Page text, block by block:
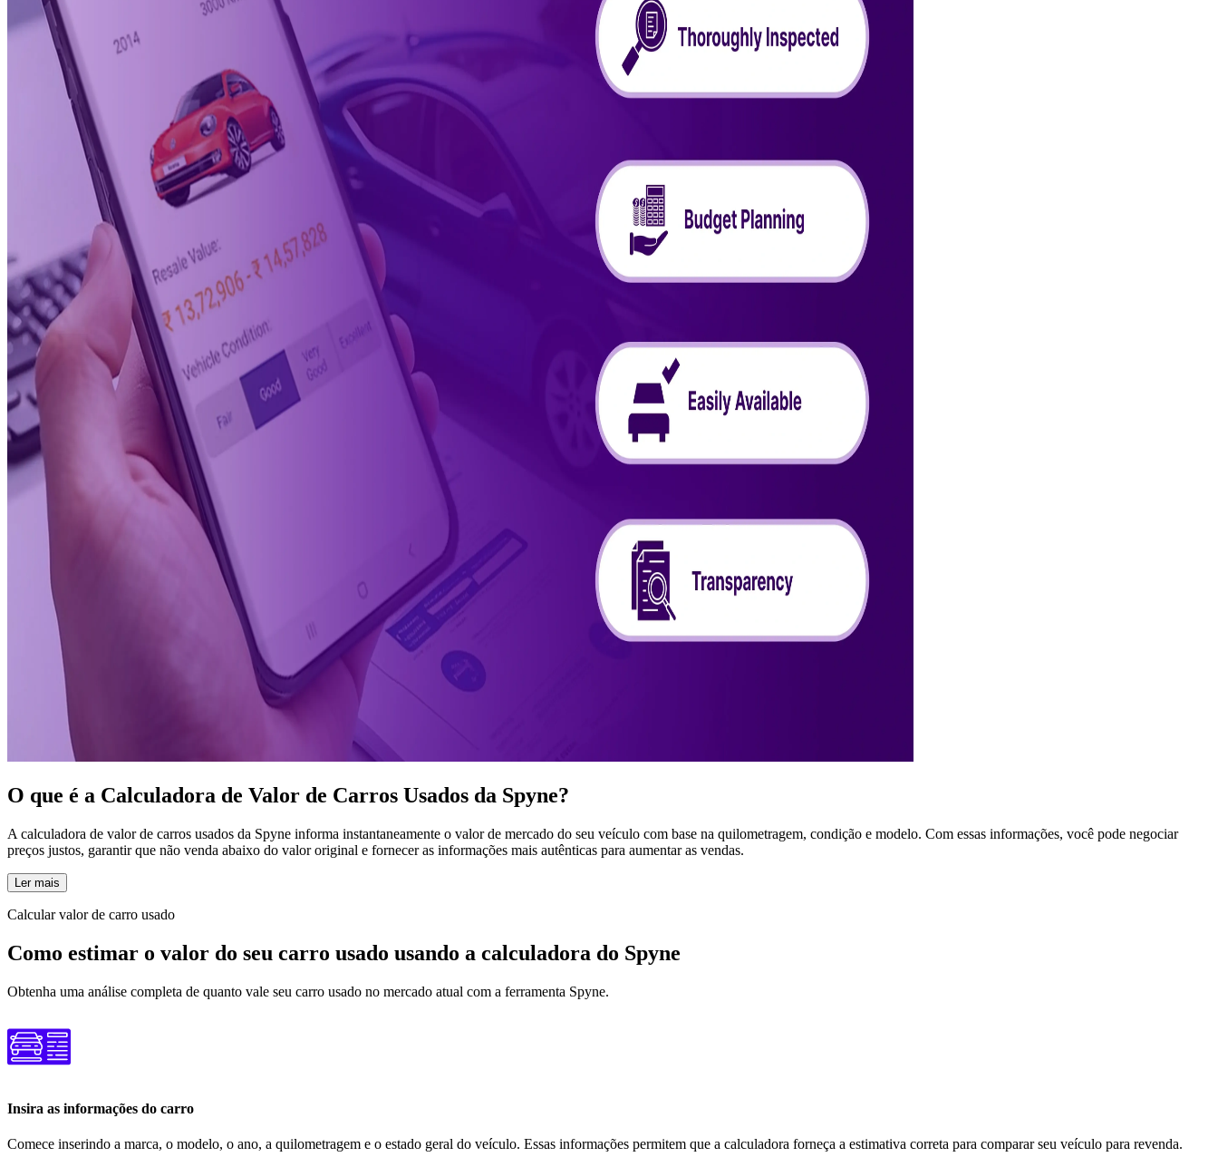
O que é a Calculadora de Valor de Carros Usados ​​da Spyne?
A calculadora de valor de carros usados ​​da Spyne informa instantaneamente o valor de mercado do seu veículo com base na quilometragem, condição e modelo. Com essas informações, você pode negociar
preços justos, garantir que não venda abaixo do valor original e fornecer as informações mais autênticas para aumentar as vendas.
Ler mais
Calcular valor de carro usado
Como estimar o valor do seu carro usado usando a calculadora do Spyne
Obtenha uma análise completa de quanto vale seu carro usado no mercado atual com a ferramenta Spyne.
Insira as informações do carro
Comece inserindo a marca, o modelo, o ano, a quilometragem e o estado geral do veículo. Essas informações permitem que a calculadora forneça a estimativa correta para comparar seu veículo para revenda.